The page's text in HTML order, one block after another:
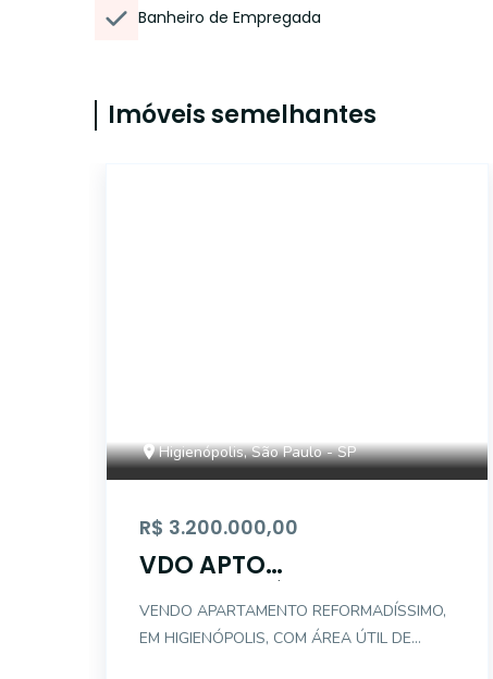
Banheiro de Empregada
Imóveis semelhantes
Higienópolis, São Paulo - SP
R$ 3.200.000,00
VDO APTO
REFORMADÍSSIMO 3
DORM/1 STE 230,48M2A/U
VENDO APARTAMENTO REFORMADÍSSIMO,
EM HIGIENÓPOLIS, COM ÁREA ÚTIL DE